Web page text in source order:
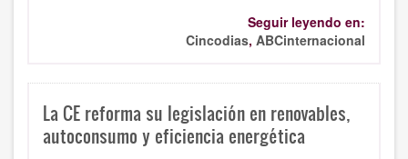
Seguir leyendo en:
Cincodias, ABCinternacional
La CE reforma su legislación en renovables,
autoconsumo y eficiencia energética